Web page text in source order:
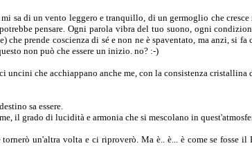
sa di un vento leggero e tranquillo, di un germoglio che
pensare. Ogni parola vibra del tuo suono, ogni
che prende coscienza di sé e non ne è spaventato, ma anzi, si
non può che essere un inizio. no? :-)
uncini che acchiappano anche me, con la consistenza
sa essere.
il grado di lucidità e armonia che si mescolano in
un'altra volta e ci riproverò. Ma è.. è... è come se fosse